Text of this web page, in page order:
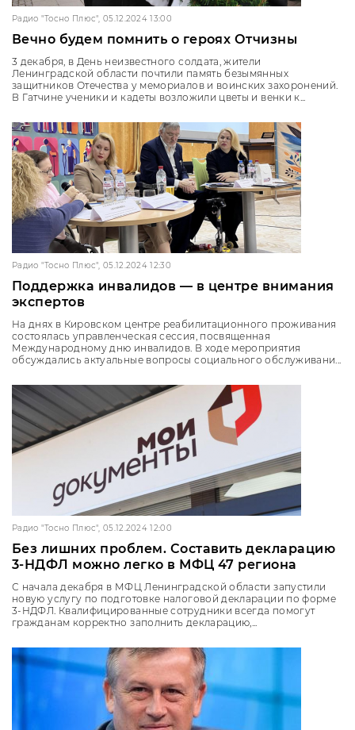
Радио "Тосно Плюс", 05.12.2024 13:00
Вечно будем помнить о героях Отчизны
3 декабря, в День неизвестного солдата, жители
Ленинградской области почтили память безымянных
защитников Отечества у мемориалов и воинских захоронений.
В Гатчине ученики и кадеты возложили цветы и венки к...
Радио "Тосно Плюс", 05.12.2024 12:30
Поддержка инвалидов — в центре внимания
экспертов
На днях в Кировском центре реабилитационного проживания
состоялась управленческая сессия, посвященная
Международному дню инвалидов. В ходе мероприятия
обсуждались актуальные вопросы социального обслуживани...
Радио "Тосно Плюс", 05.12.2024 12:00
Без лишних проблем. Составить декларацию
3-НДФЛ можно легко в МФЦ 47 региона
С начала декабря в МФЦ Ленинградской области запустили
новую услугу по подготовке налоговой декларации по форме
3-НДФЛ. Квалифицированные сотрудники всегда помогут
гражданам корректно заполнить декларацию,...